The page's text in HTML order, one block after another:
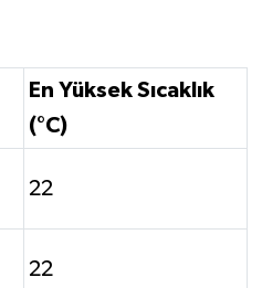
En Yüksek Sıcaklık
(°C)
22
22